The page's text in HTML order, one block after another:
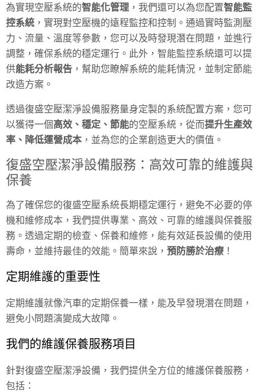
為實現空壓系統的智能化管理 ，我們還可以為您配置智能監
控系統 ，實現對空壓機的遠程監控和控制。通過實時監測壓
力、流量、溫度等參數，您可以及時發現潛在問題，並進行
調整，確保系統的穩定運行。此外，智能監控系統還可以提
供能耗分析報告 ，幫助您瞭解系統的能耗情況，並制定節能
改造方案。
透過復盛空壓潔淨設備服務量身定製的系統配置方案，您可
以獲得一個高效、穩定、節能的空壓系統，從而提升生產效
率、降低運營成本 ，並為您的企業創造更大的價值。
復盛空壓潔淨設備服務：高效可靠的維護與
保養
為了確保您的復盛空壓系統長期穩定運行，避免不必要的停
機和維修成本，我們提供專業、高效、可靠的維護與保養服
務。透過定期的檢查、保養和維修，能有效延長設備的使用
壽命，並維持最佳的效能。簡單來說， 預防勝於治療 ！
定期維護的重要性
定期維護就像汽車的定期保養一樣，能及早發現潛在問題，
避免小問題演變成大故障。
我們的維護保養服務項目
針對復盛空壓潔淨設備，我們提供全方位的維護保養服務，
包括：